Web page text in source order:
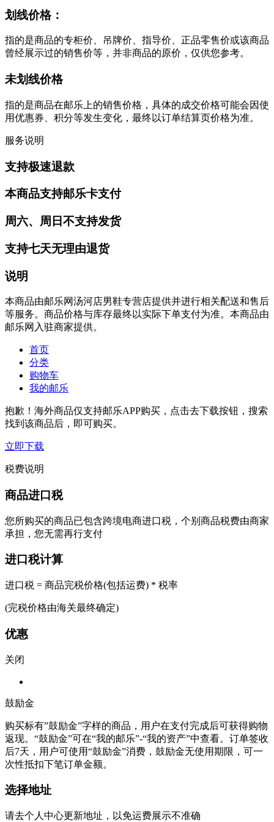
划线价格：
指的是商品的专柜价、吊牌价、指导价、正品零售价或该商品
曾经展示过的销售价等，并非商品的原价，仅供您参考。
未划线价格
指的是商品在邮乐上的销售价格，具体的成交价格可能会因使
用优惠券、积分等发生变化，最终以订单结算页价格为准。
服务说明
支持极速退款
本商品支持邮乐卡支付
周六、周日不支持发货
支持七天无理由退货
说明
本商品由邮乐网汤河店男鞋专营店提供并进行相关配送和售后
等服务。商品价格与库存最终以实际下单支付为准。本商品由
邮乐网入驻商家提供。
首页
分类
购物车
我的邮乐
抱歉！海外商品仅支持邮乐APP购买，点击去下载按钮，搜索
找到该商品后，即可购买。
立即下载
税费说明
商品进口税
您所购买的商品已包含跨境电商进口税，个别商品税费由商家
承担，您无需再行支付
进口税计算
进口税 = 商品完税价格(包括运费) * 税率
(完税价格由海关最终确定)
优惠
关闭
鼓励金
购买标有”鼓励金”字样的商品，用户在支付完成后可获得购物
返现。“鼓励金”可在“我的邮乐”-“我的资产”中查看。订单签收
后7天，用户可使用“鼓励金”消费，鼓励金无使用期限，可一
次性抵扣下笔订单金额。
选择地址
请去个人中心更新地址，以免运费展示不准确